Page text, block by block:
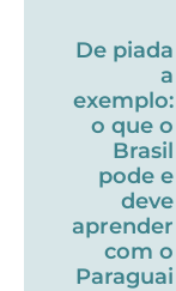
De piada
a
exemplo:
o que o
Brasil
pode e
deve
aprender
com o
Paraguai